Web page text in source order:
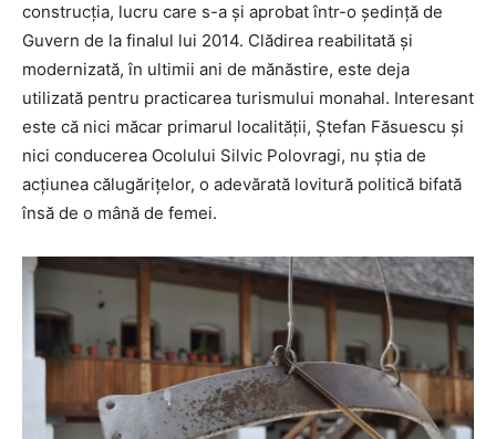
construcţia, lucru care s-a şi aprobat într-o şedinţă de
Guvern de la finalul lui 2014. Clădirea reabilitată şi
modernizată, în ultimii ani de mănăstire, este deja
utilizată pentru practicarea turismului monahal. Interesant
este că nici măcar primarul localităţii, Ştefan Făsuescu şi
nici conducerea Ocolului Silvic Polovragi, nu ştia de
acţiunea călugăriţelor, o adevărată lovitură politică bifată
însă de o mână de femei.